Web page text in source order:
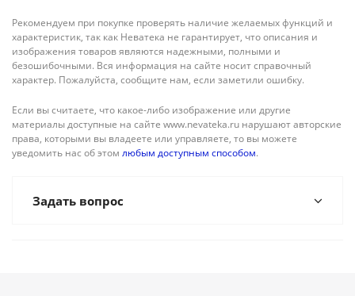
Рекомендуем при покупке проверять наличие желаемых функций и
характеристик, так как Неватека не гарантирует, что описания и
изображения товаров являются надежными, полными и
безошибочными. Вся информация на сайте носит справочный
характер. Пожалуйста, сообщите нам, если заметили ошибку.
Если вы считаете, что какое-либо изображение или другие
материалы доступные на сайте www.nevateka.ru нарушают авторские
права, которыми вы владеете или управляете, то вы можете
уведомить нас об этом любым доступным способом.
Задать вопрос